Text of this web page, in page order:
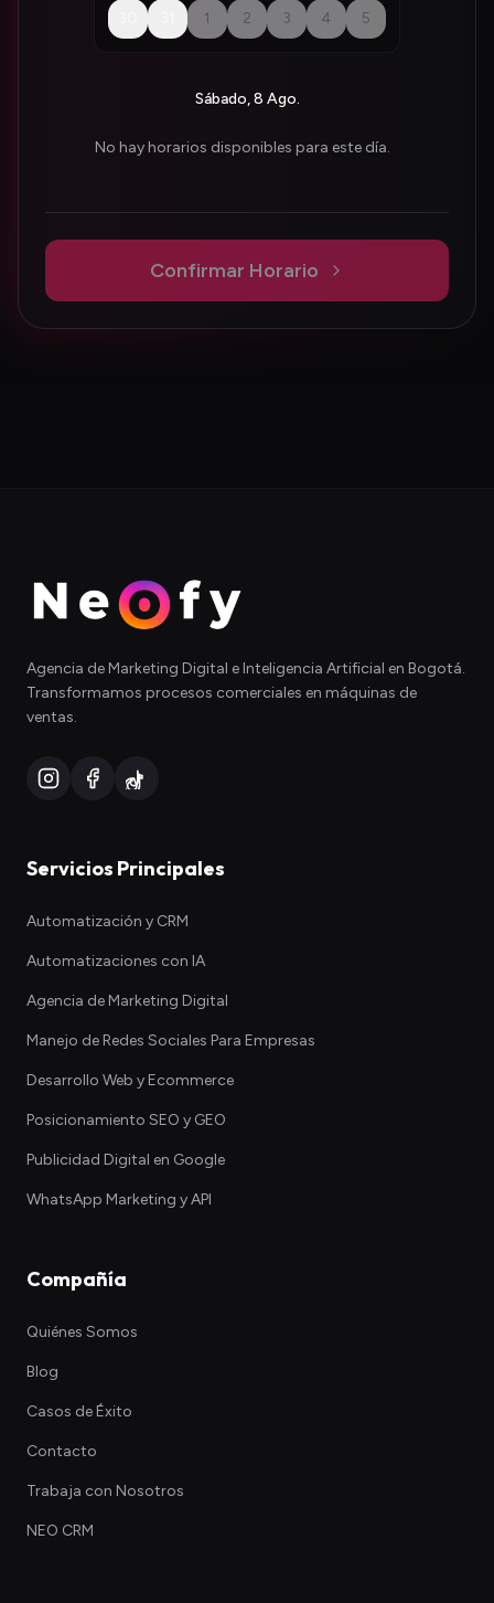
1 2 3 4 5
Sábado, 8 Ago.
No hay horarios disponibles para este día.
Confirmar Horario
Agencia de Marketing Digital e Inteligencia Artificial en Bogotá.
Transformamos procesos comerciales en máquinas de
ventas.
Servicios Principales
Automatización y CRM
Automatizaciones con IA
Agencia de Marketing Digital
Manejo de Redes Sociales Para Empresas
Desarrollo Web y Ecommerce
Posicionamiento SEO y GEO
Publicidad Digital en Google
WhatsApp Marketing y API
Compañía
Quiénes Somos
Blog
Casos de Éxito
Contacto
Trabaja con Nosotros
NEO CRM